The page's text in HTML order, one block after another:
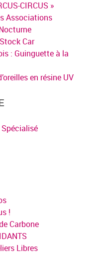
CIRCUS »
Associations
Car
: Guinguette à la
en résine UV
!
Carbone
Libres